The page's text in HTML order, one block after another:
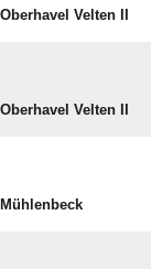
Velten II
Velten II